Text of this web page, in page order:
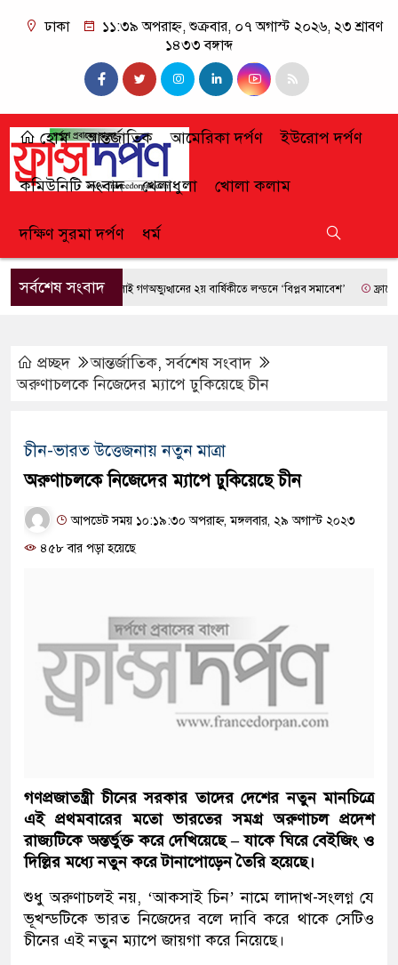
ঢাকা
১১:৩৯ অপরাহ্ন, শুক্রবার, ০৭ অগাস্ট ২০২৬, ২৩ শ্রাবণ
১৪৩৩ বঙ্গাব্দ
হোম আন্তর্জাতিক আমেরিকা দর্পণ ইউরোপ দর্পণ
কমিউনিটি সংবাদ খেলাধুলা খোলা কলাম
দক্ষিণ সুরমা দর্পণ ধর্ম
সর্বশেষ সংবাদজুলাই গণঅভ্যুত্থানের ২য় বার্ষিকীতে লন্ডনে ‘বিপ্লব সমাবেশ’ ফ্রান্সে
প্রচ্ছদ আন্তর্জাতিক,সর্বশেষ সংবাদ
অরুণাচলকে নিজেদের ম্যাপে ঢুকিয়েছে চীন
চীন-ভারত উত্তেজনায় নতুন মাত্রা
অরুণাচলকে নিজেদের ম্যাপে ঢুকিয়েছে চীন
আপডেট সময় ১০:১৯:৩০ অপরাহ্ন, মঙ্গলবার, ২৯ অগাস্ট ২০২৩
৪৫৮ বার পড়া হয়েছে
গণপ্রজাতন্ত্রী চীনের সরকার তাদের দেশের নতুন মানচিত্রে
এই প্রথমবারের মতো ভারতের সমগ্র অরুণাচল প্রদেশ
রাজ্যটিকে অন্তর্ভুক্ত করে দেখিয়েছে – যাকে ঘিরে বেইজিং ও
দিল্লির মধ্যে নতুন করে টানাপোড়েন তৈরি হয়েছে।
শুধু অরুণাচলই নয়, ‘আকসাই চিন’ নামে লাদাখ-সংলগ্ন যে
ভূখন্ডটিকে ভারত নিজেদের বলে দাবি করে থাকে সেটিও
চীনের এই নতুন ম্যাপে জায়গা করে নিয়েছে।